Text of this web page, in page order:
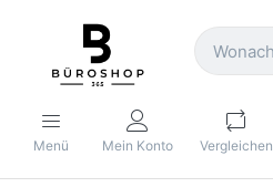
Menü Mein Konto Vergleichen